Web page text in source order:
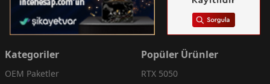
Kategoriler
OEM Paketler
Popüler Ürünler
RTX 5050